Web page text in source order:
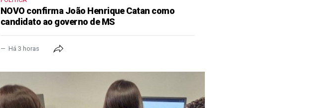
NOVO confirma João Henrique Catan como
candidato ao governo de MS
Há 3 horas